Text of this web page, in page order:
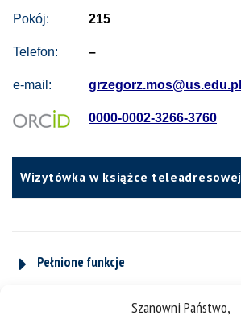
Szanowni Państwo,
Pokój:
Telefon:
e-mail:
215
–
grzegorz.mos@us.edu.pl
0000-0002-3266-3760
Wizytówka w książce teleadresowej
Pełnione funkcje